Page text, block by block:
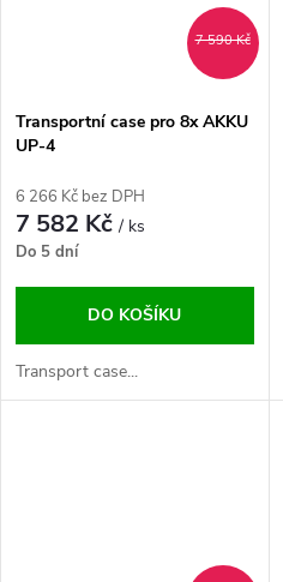
7 590 Kč
Transportní case pro 8x AKKU
UP-4
6 266 Kč bez DPH
7 582 Kč/ ks
Do 5 dní
DO KOŠÍKU
Transport case...